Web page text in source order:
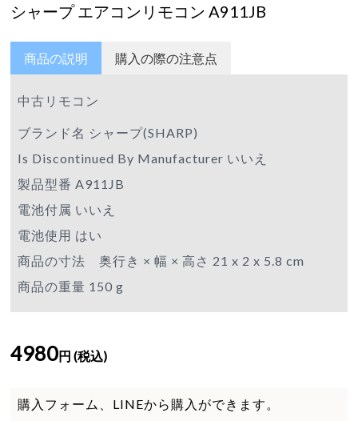
シャープ エアコンリモコン A911JB
商品の説明
中古リモコン
ブランド名 シャープ(SHARP)
Is Discontinued By Manufacturer いいえ
製品型番 A911JB
電池付属 いいえ
電池使用 はい
商品の寸法 奥行き × 幅 × 高さ 21 x 2 x 5.8 cm
商品の重量 150 g
購入の際の注意点
4980円 (税込)
購入フォーム、LINEから購入ができます。